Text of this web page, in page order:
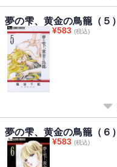
夢の雫、黄金の鳥籠（５）
¥583 (税込)
夢の雫、黄金の鳥籠（６）
¥583 (税込)